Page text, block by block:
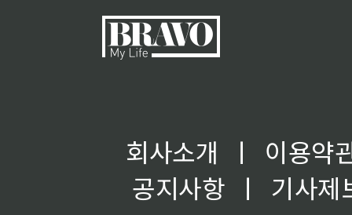
회사소개 ㅣ
이용약
공지사항
ㅣ
기사제